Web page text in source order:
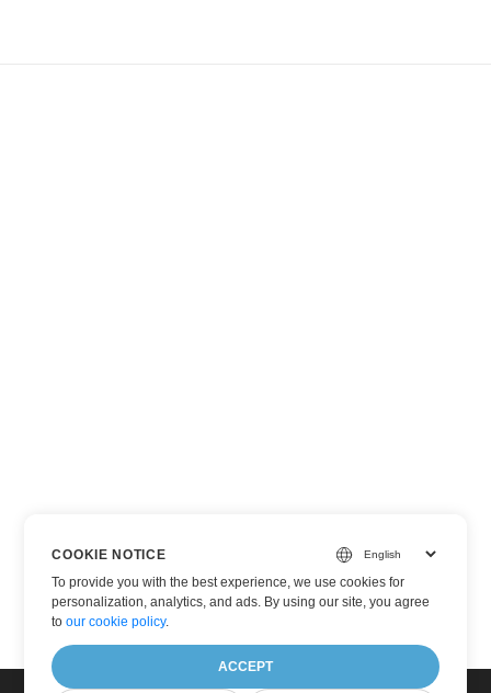
COOKIE NOTICE
To provide you with the best experience, we use cookies for
personalization, analytics, and ads. By using our site, you agree
toour cookie policy.
ACCEPT